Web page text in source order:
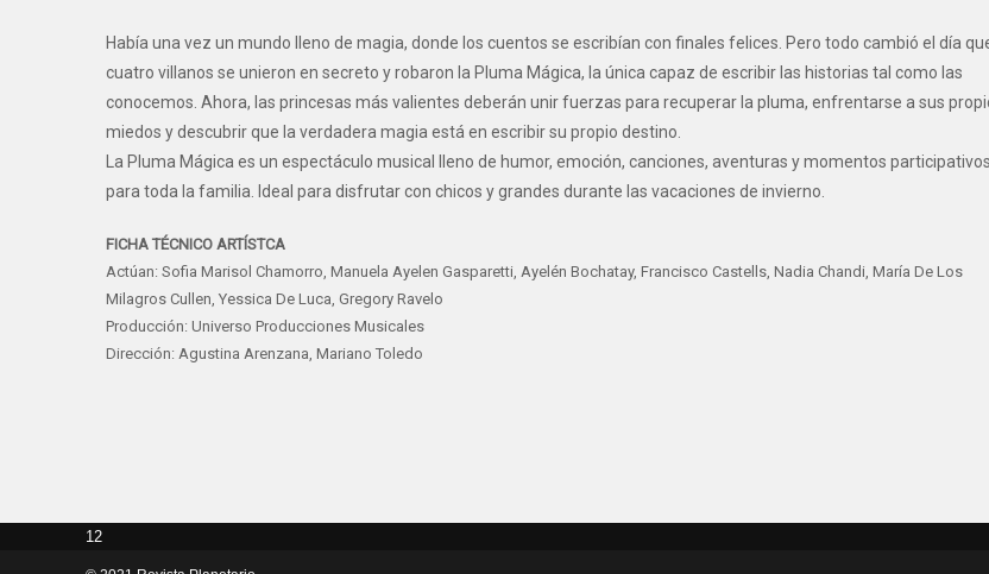
Había una vez un mundo lleno de magia, donde los cuentos se escribían con finales felices. Pero todo cambió el día
cuatro villanos se unieron en secreto y robaron la Pluma Mágica, la única capaz de escribir las historias tal como las
conocemos. Ahora, las princesas más valientes deberán unir fuerzas para recuperar la pluma, enfrentarse a sus
miedos y descubrir que la verdadera magia está en escribir su propio destino.
La Pluma Mágica es un espectáculo musical lleno de humor, emoción, canciones, aventuras y momentos participativos
para toda la familia. Ideal para disfrutar con chicos y grandes durante las vacaciones de invierno.
FICHA TÉCNICO ARTÍSTCA
Actúan: Sofia Marisol Chamorro, Manuela Ayelen Gasparetti, Ayelén Bochatay, Francisco Castells, Nadia Chandi, María De Los
Milagros Cullen, Yessica De Luca, Gregory Ravelo
Producción: Universo Producciones Musicales
Dirección: Agustina Arenzana, Mariano Toledo
12